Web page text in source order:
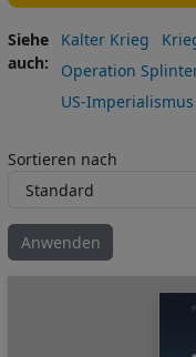
Siehe
auch
Kalter Krieg
Operation
US-Imperialismus
Sortieren nach